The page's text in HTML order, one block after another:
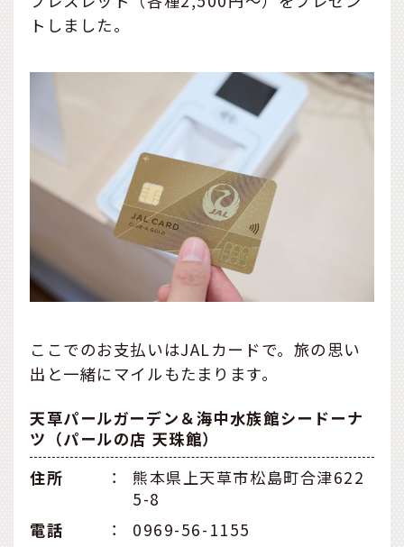
トしました。
ここでのお支払いはJALカードで。旅の思い
出と一緒にマイルもたまります。
天草パールガーデン＆海中水族館シードーナ
ツ（パールの店 天珠館）
住所
：
熊本県上天草市松島町合津622
5-8
電話
：
0969-56-1155